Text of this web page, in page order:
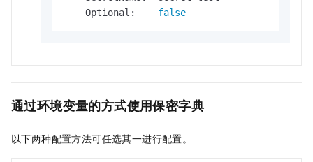
    Optional:
false
通过环境变量的方式使用保密字典
以下两种配置方法可任选其一进行配置。